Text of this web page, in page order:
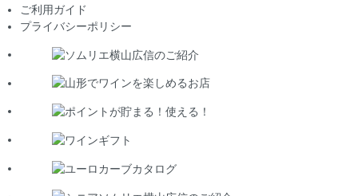
ご利用ガイド
プライバシーポリシー